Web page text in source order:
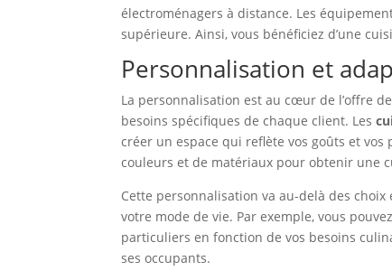
électroménagers à distance. Les
supérieure. Ainsi, vous bénéficiez d’une
Personnalisation et
La personnalisation est au cœur de l’offre
besoins spécifiques de chaque client. Les
créer un espace qui reflète vos goûts et
couleurs et de matériaux pour obtenir une
Cette personnalisation va au-delà des
votre mode de vie. Par exemple, vous
particuliers en fonction de vos besoins
ses occupants.